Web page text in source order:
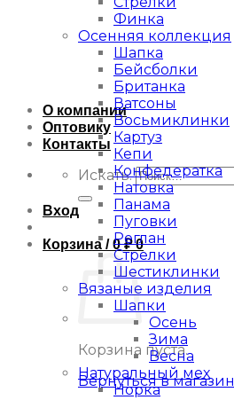
О компании
Оптовику
Контакты
Искать:
Вход
Корзина /0₽ 0
Корзина пуста.
Вернуться в магазин
Финка
Осенняя коллекция
Шапка
Бейсболки
Британка
Ватсоны
Восьмиклинки
Картуз
Кепи
Конфедератка
Натовка
Панама
Пуговки
Реглан
Стрелки
Шестиклинки
Вязаные изделия
Шапки
Осень
Зима
Весна
Натуральный мех
Норка